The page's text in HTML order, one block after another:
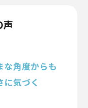
声
な角度からも
気づく